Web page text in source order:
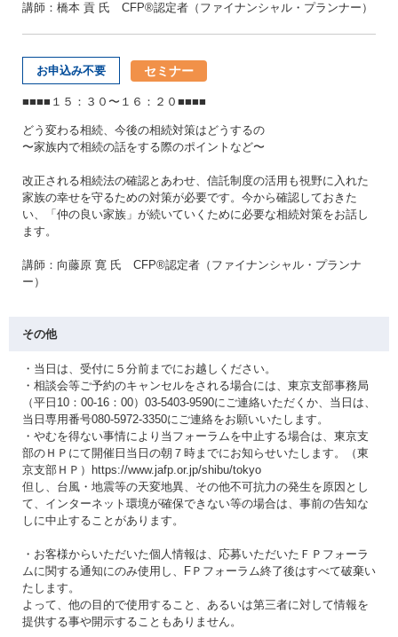
講師：橋本 貢 氏 CFP®認定者（ファイナンシャル・プランナー）
お申込み不要 セミナー
■■■■１５：３０〜１６：２０■■■■
どう変わる相続、今後の相続対策はどうするの
〜家族内で相続の話をする際のポイントなど〜
改正される相続法の確認とあわせ、信託制度の活用も視野に入れた
家族の幸せを守るための対策が必要です。今から確認しておきた
い、「仲の良い家族」が続いていくために必要な相続対策をお話し
ます。
講師：向藤原 寛 氏 CFP®認定者（ファイナンシャル・プランナ
ー）
その他
・当日は、受付に５分前までにお越しください。
・相談会等ご予約のキャンセルをされる場合には、東京支部事務局
（平日10：00-16：00）03-5403-9590にご連絡いただくか、当日は、
当日専用番号080-5972-3350にご連絡をお願いいたします。
・やむを得ない事情により当フォーラムを中止する場合は、東京支
部のＨＰにて開催日当日の朝７時までにお知らせいたします。（東
京支部ＨＰ）https://www.jafp.or.jp/shibu/tokyo
但し、台風・地震等の天変地異、その他不可抗力の発生を原因とし
て、インターネット環境が確保できない等の場合は、事前の告知な
しに中止することがあります。
・お客様からいただいた個人情報は、応募いただいたＦＰフォーラ
ムに関する通知にのみ使用し、FＰフォーラム終了後はすべて破棄い
たします。
よって、他の目的で使用すること、あるいは第三者に対して情報を
提供する事や開示することもありません。